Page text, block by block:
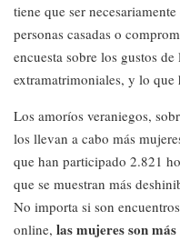
tiene que ser
personas casadas o
encuesta sobre los gustos
extramatrimoniales, y lo que
Los amoríos veraniegos,
los llevan a cabo más
que han participado 2.821
que se muestran más
No importa si son
online, las mujeres son